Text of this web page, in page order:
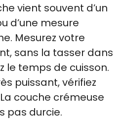
vient souvent d’un
d’une mesure
Mesurez votre
sans la tasser dans
le temps de cuisson.
puissant, vérifiez
couche crémeuse
pas durcie.